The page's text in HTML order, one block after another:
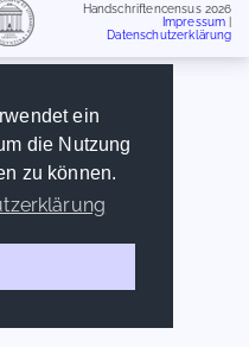
ein
die Nutzung
zu können.
Handschriftencensus 2026
Impressum
Datenschutzerklärung